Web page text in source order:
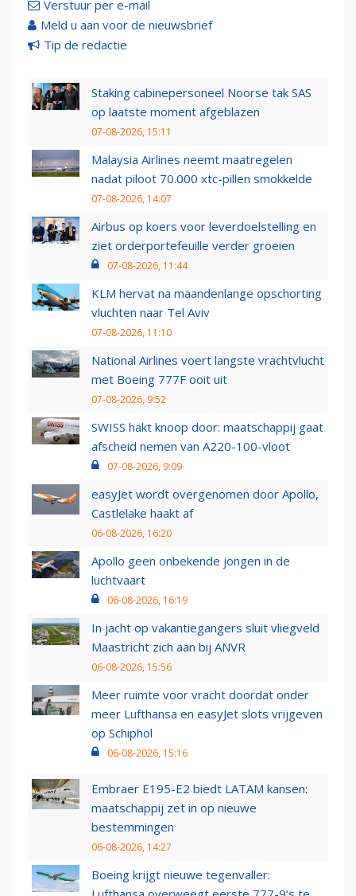
Verstuur per e-mail
Meld u aan voor de nieuwsbrief
Tip de redactie
Staking cabinepersoneel Noorse tak SAS
op laatste moment afgeblazen
07-08-2026, 15:11
Malaysia Airlines neemt maatregelen
nadat piloot 70.000 xtc-pillen smokkelde
07-08-2026, 14:07
Airbus op koers voor leverdoelstelling en
ziet orderportefeuille verder groeien
07-08-2026, 11:44
KLM hervat na maandenlange opschorting
vluchten naar Tel Aviv
07-08-2026, 11:10
National Airlines voert langste vrachtvlucht
met Boeing 777F ooit uit
07-08-2026, 9:52
SWISS hakt knoop door: maatschappij gaat
afscheid nemen van A220-100-vloot
07-08-2026, 9:09
easyJet wordt overgenomen door Apollo,
Castlelake haakt af
06-08-2026, 16:20
Apollo geen onbekende jongen in de
luchtvaart
06-08-2026, 16:19
In jacht op vakantiegangers sluit vliegveld
Maastricht zich aan bij ANVR
06-08-2026, 15:56
Meer ruimte voor vracht doordat onder
meer Lufthansa en easyJet slots vrijgeven
op Schiphol
06-08-2026, 15:16
Embraer E195-E2 biedt LATAM kansen:
maatschappij zet in op nieuwe
bestemmingen
06-08-2026, 14:27
Boeing krijgt nieuwe tegenvaller: